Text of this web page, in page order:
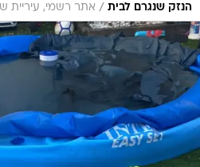
הנזק שנגרם לבית / אתר רשמי, עיריית